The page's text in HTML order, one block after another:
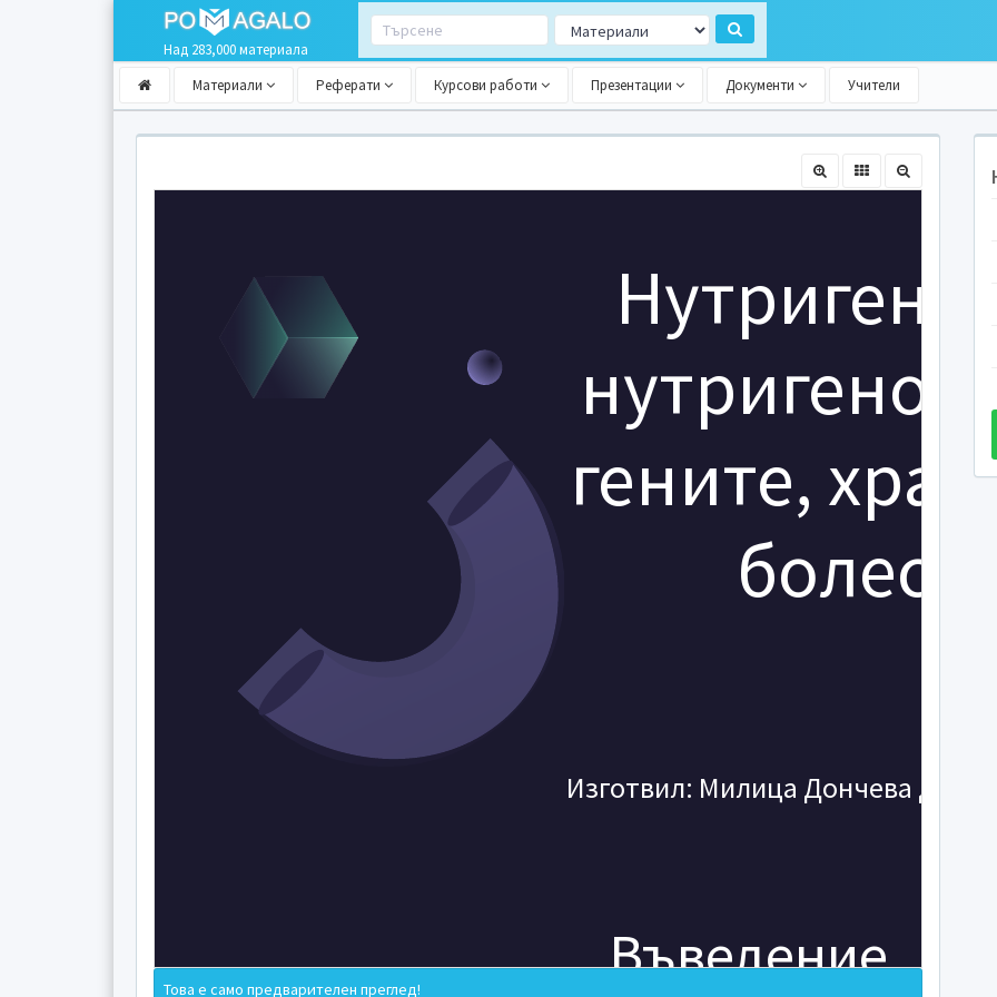
Над 283,000 материала
Материали Реферати Курсови работи Презентации Документи Учители
гените,
Изготвил: Милица Дончева
Въведение
Това е само предварителен преглед!